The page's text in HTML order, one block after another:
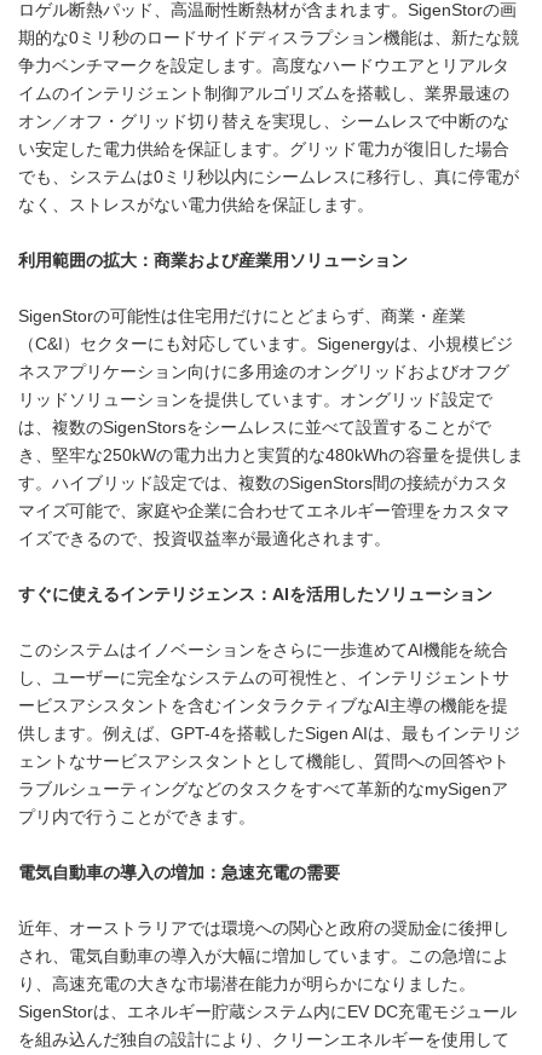
ロゲル断熱パッド、高温耐性断熱材が含まれます。SigenStorの画
期的な0ミリ秒のロードサイドディスラプション機能は、新たな競
争力ベンチマークを設定します。高度なハードウエアとリアルタ
イムのインテリジェント制御アルゴリズムを搭載し、業界最速の
オン／オフ・グリッド切り替えを実現し、シームレスで中断のな
い安定した電力供給を保証します。グリッド電力が復旧した場合
でも、システムは0ミリ秒以内にシームレスに移行し、真に停電が
なく、ストレスがない電力供給を保証します。
利用範囲の拡大：商業および産業用ソリューション
SigenStorの可能性は住宅用だけにとどまらず、商業・産業
（C&I）セクターにも対応しています。Sigenergyは、小規模ビジ
ネスアプリケーション向けに多用途のオングリッドおよびオフグ
リッドソリューションを提供しています。オングリッド設定で
は、複数のSigenStorsをシームレスに並べて設置することがで
き、堅牢な250kWの電力出力と実質的な480kWhの容量を提供しま
す。ハイブリッド設定では、複数のSigenStors間の接続がカスタ
マイズ可能で、家庭や企業に合わせてエネルギー管理をカスタマ
イズできるので、投資収益率が最適化されます。
すぐに使えるインテリジェンス： AI を活用したソリューション
このシステムはイノベーションをさらに一歩進めてAI機能を統合
し、ユーザーに完全なシステムの可視性と、インテリジェントサ
ービスアシスタントを含むインタラクティブなAI主導の機能を提
供します。例えば、GPT-4を搭載したSigen AIは、最もインテリジ
ェントなサービスアシスタントとして機能し、質問への回答やト
ラブルシューティングなどのタスクをすべて革新的なmySigenア
プリ内で行うことができます。
電気自動車の導入の増加：急速充電の需要
近年、オーストラリアでは環境への関心と政府の奨励金に後押し
され、電気自動車の導入が大幅に増加しています。この急増によ
り、高速充電の大きな市場潜在能力が明らかになりました。
SigenStorは、エネルギー貯蔵システム内にEV DC充電モジュール
を組み込んだ独自の設計により、クリーンエネルギーを使用して